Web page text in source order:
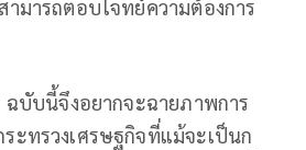
มารถตอบโจทย์ความต้องการ
ฉบับนี้จึงอยากจะฉายภาพการ
ะทรวงเศรษฐกิจที่แม้จะเป็นก